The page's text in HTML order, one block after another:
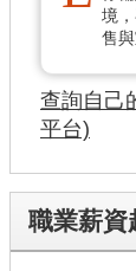
務
據
點
隱
私
權
境
售
查詢自己
平台)
職業薪資